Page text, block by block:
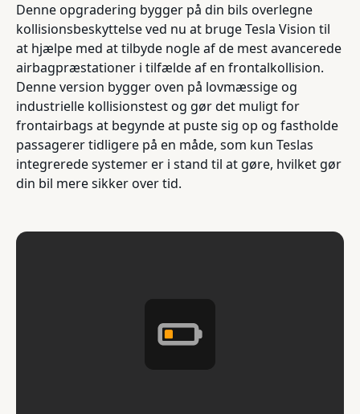
Denne opgradering bygger på din bils overlegne
kollisionsbeskyttelse ved nu at bruge Tesla Vision til
at hjælpe med at tilbyde nogle af de mest avancerede
airbagpræstationer i tilfælde af en frontalkollision.
Denne version bygger oven på lovmæssige og
industrielle kollisionstest og gør det muligt for
frontairbags at begynde at puste sig op og fastholde
passagerer tidligere på en måde, som kun Teslas
integrerede systemer er i stand til at gøre, hvilket gør
din bil mere sikker over tid.